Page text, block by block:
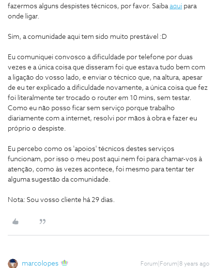
fazermos alguns despistes técnicos, por favor. Saibaaqui para
onde ligar.
Sim, a comunidade aqui tem sido muito prestável :D
Eu comuniquei convosco a dificuldade por telefone por duas
vezes e a única coisa que disseram foi que estava tudo bem com
a ligação do vosso lado, e enviar o técnico que, na altura, apesar
de eu ter explicado a dificuldade novamente, a única coisa que fez
foi literalmente ter trocado o router em 10 mins, sem testar.
Como eu não posso ficar sem serviço porque trabalho
diariamente com a internet, resolvi por mãos à obra e fazer eu
próprio o despiste.
Eu percebo como os 'apoios' técnicos destes serviços
funcionam, por isso o meu post aqui nem foi para chamar-vos à
atenção, como às vezes acontece, foi mesmo para tentar ter
alguma sugestão da comunidade.
Nota: Sou vosso cliente há 29 dias.
marcolopes Forum|Forum|8 years ago